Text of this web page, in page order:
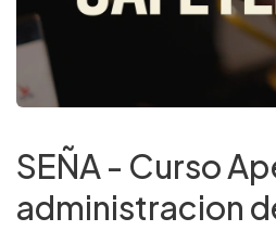
SEÑA - Curso
administracion